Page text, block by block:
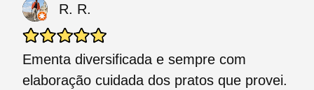
R. R.
Ementa diversificada e sempre com
elaboração cuidada dos pratos que provei.